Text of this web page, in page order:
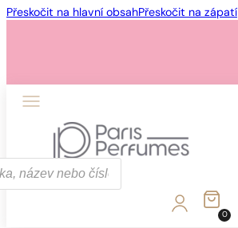
Přeskočit na hlavní obsahPřeskočit na zápatí
0